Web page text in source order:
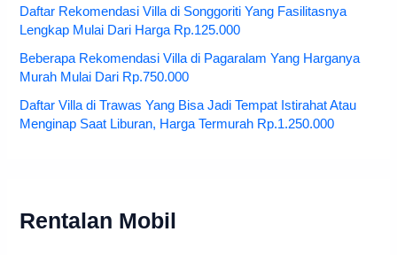
Daftar Rekomendasi Villa di Songgoriti Yang Fasilitasnya
Lengkap Mulai Dari Harga Rp.125.000
Beberapa Rekomendasi Villa di Pagaralam Yang Harganya
Murah Mulai Dari Rp.750.000
Daftar Villa di Trawas Yang Bisa Jadi Tempat Istirahat Atau
Menginap Saat Liburan, Harga Termurah Rp.1.250.000
Rentalan Mobil